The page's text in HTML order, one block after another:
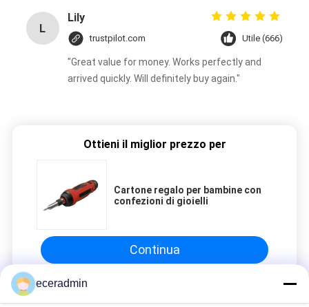
L
Lily
trustpilot.com Utile (666)
"Great value for money. Works perfectly and
arrived quickly. Will definitely buy again."
Ottieni il miglior prezzo per
Cartone regalo per bambine con
confezioni di gioielli
Continua
eceradmin